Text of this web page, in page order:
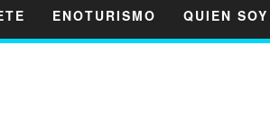
ENOTURISMO QUIEN SOY